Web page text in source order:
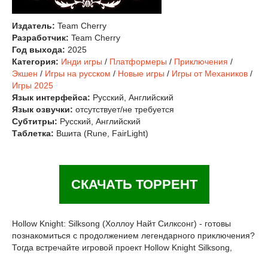
Издатель: Team Cherry
Разработчик: Team Cherry
Год выхода: 2025
Категория: Инди игры / Платформеры / Приключения /
Экшен / Игры на русском / Новые игры / Игры от Механиков /
Игры 2025
Язык интерфейса: Русский, Английский
Язык озвучки: отсутствует/не требуется
Субтитры: Русский, Английский
Таблетка: Вшита (Rune, FairLight)
СКАЧАТЬ ТОРРЕНТ
Hollow Knight: Silksong (Холлоу Найт Силксонг) - готовы
познакомиться с продолжением легендарного приключения?
Тогда встречайте игровой проект Hollow Knight Silksong,